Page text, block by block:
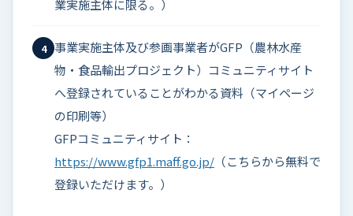
業実施主体に限る。）
4
事業実施主体及び参画事業者がGFP（農林水産
物・食品輸出プロジェクト）コミュニティサイト
へ登録されていることがわかる資料（マイページ
の印刷等）
GFPコミュニティサイト：
https://www.gfp1.maff.go.jp/ （こちらから無料で
登録いただけます。）